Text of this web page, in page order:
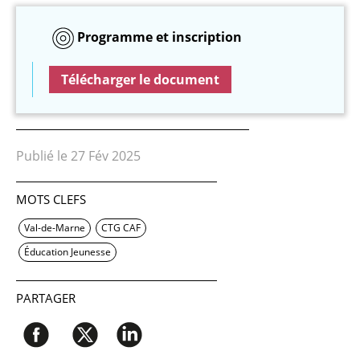
Programme et inscription
Télécharger le document
Publié le 27 Fév 2025
MOTS CLEFS
Val-de-Marne
CTG CAF
Éducation Jeunesse
PARTAGER